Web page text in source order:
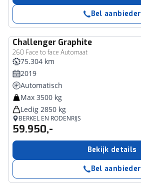
Bel aanbieder
Challenger Graphite
260 Face to face Automaat
75.304 km
2019
Automatisch
Max 3500 kg
Ledig 2850 kg
BERKEL EN RODENRIJS
59.950,-
Bekijk details
Bel aanbieder